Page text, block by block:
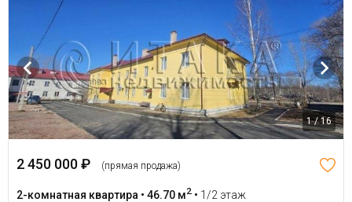
1 / 16
2 450 000 ₽ (прямая продажа)
2-комнатная квартира • 46.70 м2 • 1/2 этаж